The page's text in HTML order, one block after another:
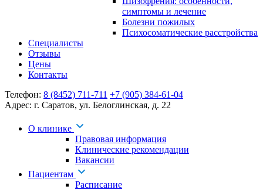
симптомы и лечение
Болезни пожилых
Психосоматические расстройства
Специалисты
Отзывы
Цены
Контакты
Телефон: 8 (8452) 711-711 +7 (905) 384-61-04
Адрес: г. Саратов, ул. Белоглинская, д. 22
О клинике
Правовая информация
Клинические рекомендации
Вакансии
Пациентам
Расписание